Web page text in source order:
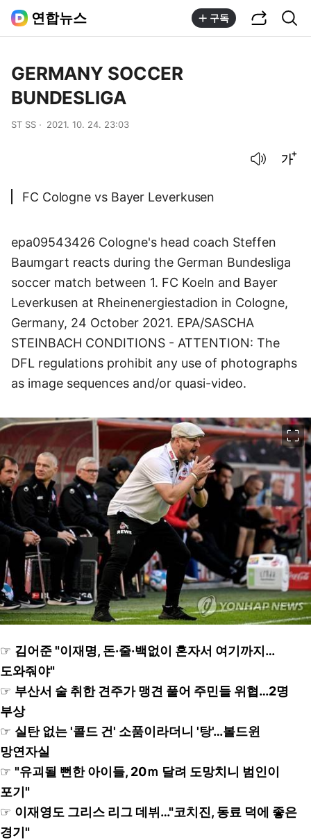
연합뉴스 구독
GERMANY SOCCER
BUNDESLIGA
ST SS 2021. 10. 24. 23:03
FC Cologne vs Bayer Leverkusen
epa09543426 Cologne's head coach Steffen
Baumgart reacts during the German Bundesliga
soccer match between 1. FC Koeln and Bayer
Leverkusen at Rheinenergiestadion in Cologne,
Germany, 24 October 2021. EPA/SASCHA
STEINBACH CONDITIONS - ATTENTION: The
DFL regulations prohibit any use of photographs
as image sequences and/or quasi-video.
☞ 김어준 "이재명, 돈·줄·백없이 혼자서 여기까지…
도와줘야"
☞ 부산서 술 취한 견주가 맹견 풀어 주민들 위협…2명
부상
☞ 실탄 없는 '콜드 건' 소품이라더니 '탕'…볼드윈
망연자실
☞ "유괴될 뻔한 아이들, 20ｍ 달려 도망치니 범인이
포기"
☞ 이재영도 그리스 리그 데뷔…"코치진, 동료 덕에 좋은
경기"